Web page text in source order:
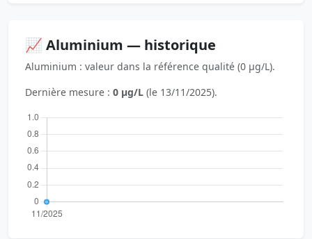
📈 Aluminium — historique
Aluminium : valeur dans la référence qualité (0 µg/L).
Dernière mesure : 0 µg/L (le 13/11/2025).